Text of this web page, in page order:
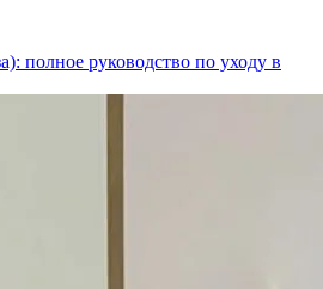
полное руководство по уходу в